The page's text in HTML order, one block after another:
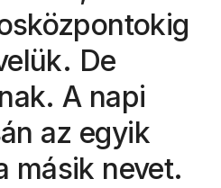
De
A napi
az egyik
másik nevet.